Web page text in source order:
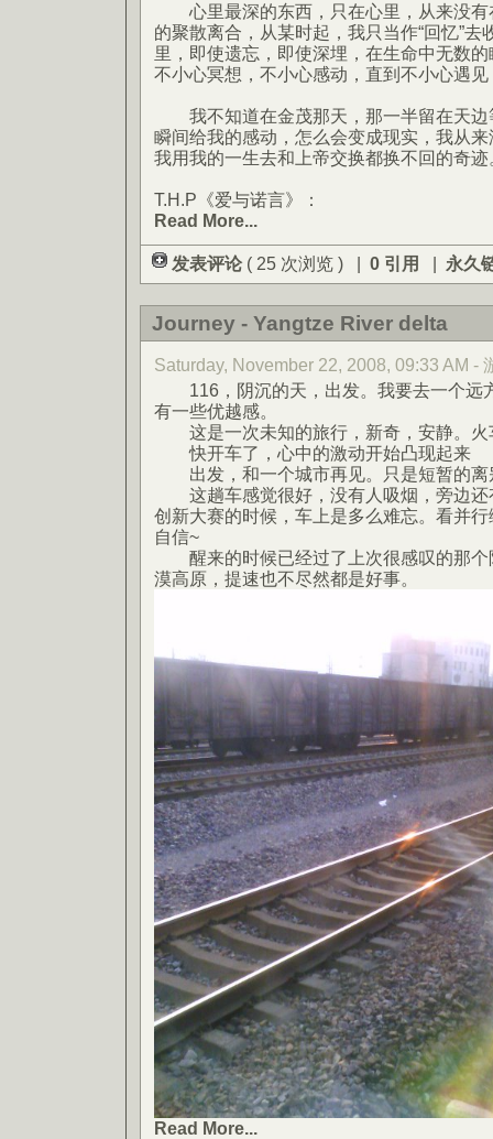
心里最深的东西，只在心里，从来没有
的聚散离合，从某时起，我只当作“回忆”
里，即使遗忘，即使深埋，在生命中无数
不小心冥想，不小心感动，直到不小心遇
我不知道在金茂那天，那一半留在天边
瞬间给我的感动，怎么会变成现实，我从
我用我的一生去和上帝交换都换不回的奇迹
T.H.P《爱与诺言》：
Read More...
发表评论 ( 25 次浏览 ) | 0 引用 | 永久
Journey - Yangtze River delta
Saturday, November 22, 2008, 09:33 AM -
116，阴沉的天，出发。我要去一个远
有一些优越感。
这是一次未知的旅行，新奇，安静。火
快开车了，心中的激动开始凸现起来
出发，和一个城市再见。只是短暂的离
这趟车感觉很好，没有人吸烟，旁边还
创新大赛的时候，车上是多么难忘。看并
自信~
醒来的时候已经过了上次很感叹的那个
漠高原，提速也不尽然都是好事。
Read More...